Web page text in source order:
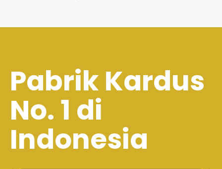
Pabrik Kardus
No. 1 di
Indonesia